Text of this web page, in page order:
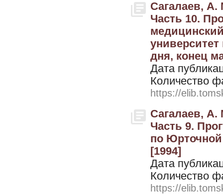
Сагалаев, А.
Часть 10.
дня, конец
Дата
Количество
https://
Сагалаев, А.
Часть 9.
по Юрточной
[1994]
Дата
Количество
https://